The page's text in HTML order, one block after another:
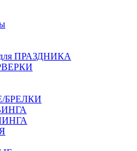
ПРАЗДНИКА
БРЕЛКИ